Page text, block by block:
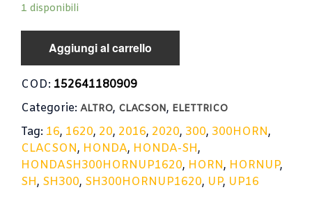
1 disponibili
Aggiungi al carrello
COD: 152641180909
Categorie: ALTRO, CLACSON, ELETTRICO
Tag: 16, 1620, 20, 2016, 2020, 300, 300HORN,
CLACSON, HONDA, HONDA-SH,
HONDASH300HORNUP1620, HORN, HORNUP,
SH, SH300, SH300HORNUP1620, UP, UP16